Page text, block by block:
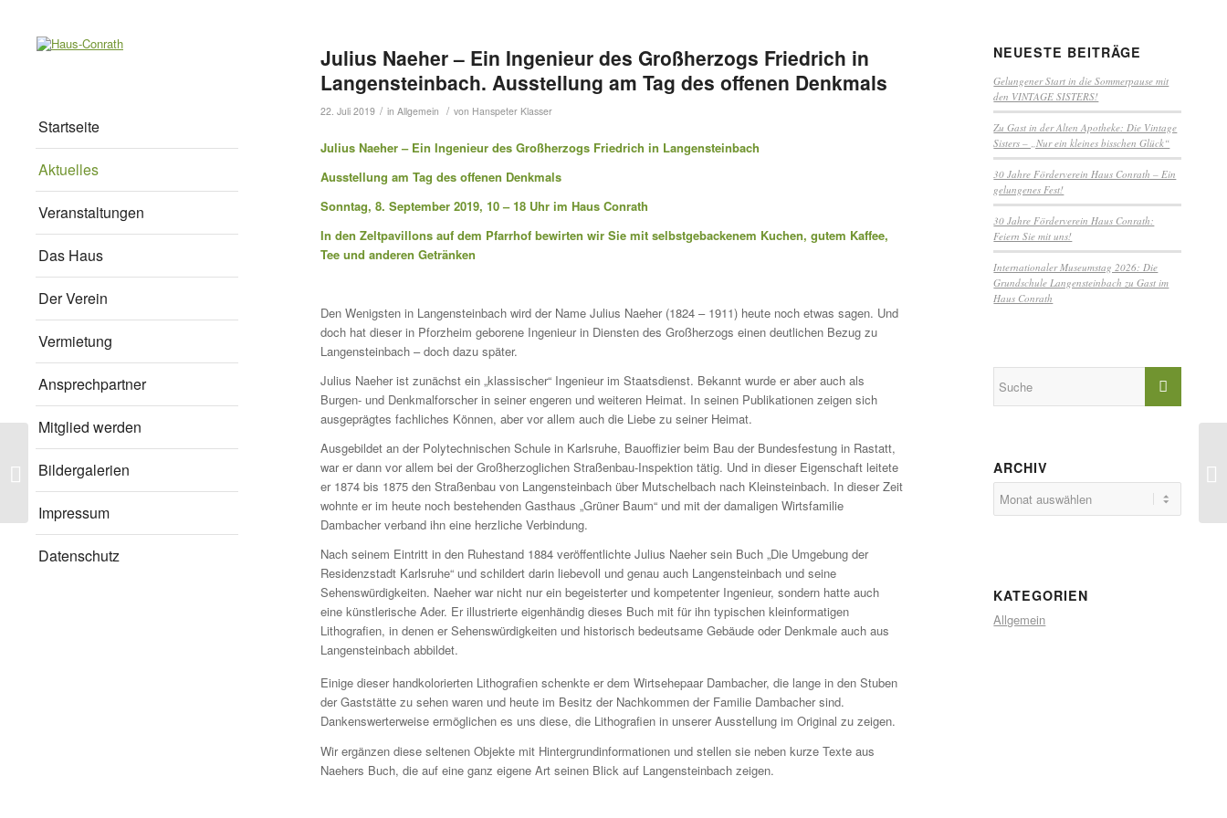
Startseite
Aktuelles
Veranstaltungen
Das Haus
Der Verein
Vermietung
Ansprechpartner
Mitglied werden
Bildergalerien
Impressum
Datenschutz
Julius Naeher – Ein Ingenieur des Großherzogs Friedrich in
Langensteinbach. Ausstellung am Tag des offenen Denkmals
22. Juli 2019 / in Allgemein / von Hanspeter Klasser
Julius Naeher – Ein Ingenieur des Großherzogs Friedrich in Langensteinbach
Ausstellung am Tag des offenen Denkmals
Sonntag, 8. September 2019, 10 – 18 Uhr im Haus Conrath
In den Zeltpavillons auf dem Pfarrhof bewirten wir Sie mit selbstgebackenem Kuchen, gutem Kaffee,
Tee und anderen Getränken
Den Wenigsten in Langensteinbach wird der Name Julius Naeher (1824 – 1911) heute noch etwas sagen. Und
doch hat dieser in Pforzheim geborene Ingenieur in Diensten des Großherzogs einen deutlichen Bezug zu
Langensteinbach – doch dazu später.
Julius Naeher ist zunächst ein „klassischer“ Ingenieur im Staatsdienst. Bekannt wurde er aber auch als
Burgen- und Denkmalforscher in seiner engeren und weiteren Heimat. In seinen Publikationen zeigen sich
ausgeprägtes fachliches Können, aber vor allem auch die Liebe zu seiner Heimat.
Ausgebildet an der Polytechnischen Schule in Karlsruhe, Bauoffizier beim Bau der Bundesfestung in Rastatt,
war er dann vor allem bei der Großherzoglichen Straßenbau-Inspektion tätig. Und in dieser Eigenschaft leitete
er 1874 bis 1875 den Straßenbau von Langensteinbach über Mutschelbach nach Kleinsteinbach. In dieser Zeit
wohnte er im heute noch bestehenden Gasthaus „Grüner Baum“ und mit der damaligen Wirtsfamilie
Dambacher verband ihn eine herzliche Verbindung.
Nach seinem Eintritt in den Ruhestand 1884 veröffentlichte Julius Naeher sein Buch „Die Umgebung der
Residenzstadt Karlsruhe“ und schildert darin liebevoll und genau auch Langensteinbach und seine
Sehenswürdigkeiten. Naeher war nicht nur ein begeisterter und kompetenter Ingenieur, sondern hatte auch
eine künstlerische Ader. Er illustrierte eigenhändig dieses Buch mit für ihn typischen kleinformatigen
Lithografien, in denen er Sehenswürdigkeiten und historisch bedeutsame Gebäude oder Denkmale auch aus
Langensteinbach abbildet.
Einige dieser handkolorierten Lithografien schenkte er dem Wirtsehepaar Dambacher, die lange in den Stuben
der Gaststätte zu sehen waren und heute im Besitz der Nachkommen der Familie Dambacher sind.
Dankenswerterweise ermöglichen es uns diese, die Lithografien in unserer Ausstellung im Original zu zeigen.
Wir ergänzen diese seltenen Objekte mit Hintergrundinformationen und stellen sie neben kurze Texte aus
Naehers Buch, die auf eine ganz eigene Art seinen Blick auf Langensteinbach zeigen.
NEUESTE BEITRÄGE
Gelungener Start in die Sommerpause mit
den VINTAGE SISTERS!
Zu Gast in der Alten Apotheke: Die Vintage
Sisters – „Nur ein kleines bisschen Glück“
30 Jahre Förderverein Haus Conrath – Ein
gelungenes Fest!
30 Jahre Förderverein Haus Conrath:
Feiern Sie mit uns!
Internationaler Museumstag 2026: Die
Grundschule Langensteinbach zu Gast im
Haus Conrath
ARCHIV
KATEGORIEN
Allgemein
Grünwinkelfest – Vielen Dank für
Ihren Besuch!